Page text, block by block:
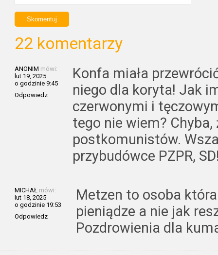
22 komentarzy
ANONIM mówi:
lut 19, 2025
o godzinie 9:45
Odpowiedz
Konfa miała
niego dla koryta! Jak
czerwonymi i
tego nie wiem?
postkomunistów.
przybudówce PZPR,
MICHAŁ mówi:
lut 18, 2025
o godzinie 19:53
Odpowiedz
Metzen to osoba
pieniądze a nie jak
Pozdrowienia dla